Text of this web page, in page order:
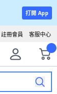
打開 App
客服中心
註冊會員